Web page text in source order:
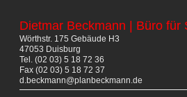
Dietmar Beckmann | Büro für
Wörthstr. 175 Gebäude H3
47053 Duisburg
Tel. (02 03) 5 18 72 36
Fax (02 03) 5 18 72 37
d.beckmann@planbeckmann.de